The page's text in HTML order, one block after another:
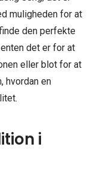
muligheden for at
den perfekte
det er for at
eller blot for at
hvordan en
i